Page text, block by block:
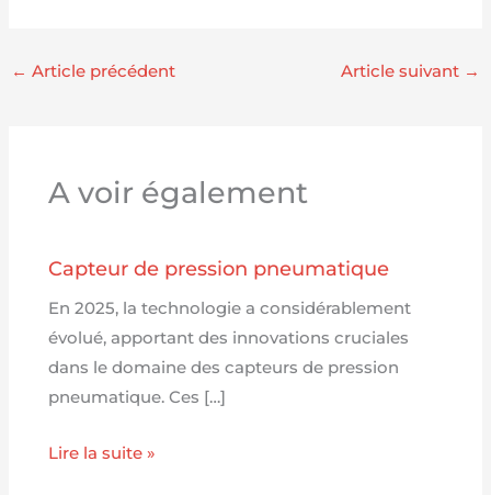
← Article précédent Article suivant →
A voir également
Capteur de pression pneumatique
En 2025, la technologie a considérablement
évolué, apportant des innovations cruciales
dans le domaine des capteurs de pression
pneumatique. Ces […]
Lire la suite »